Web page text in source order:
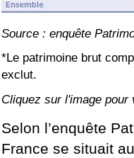
Source : enquête
*Le patrimoine brut
exclut.
Cliquez sur l'image pour
Selon l’enquête
France se situait